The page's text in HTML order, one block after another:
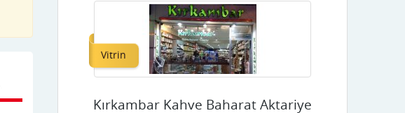
Vitrin
Kırkambar Kahve Baharat Aktariye